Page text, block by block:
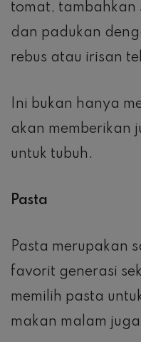
tomat, tambahkan
dan padukan
rebus atau irisan
Ini bukan hanya
akan memberikan
untuk tubuh.
Pasta
Pasta merupakan
favorit generasi
memilih pasta
makan malam